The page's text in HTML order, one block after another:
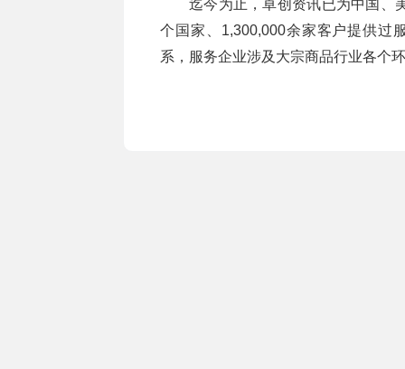
迄今为止，卓创资讯已为中国、
个国家、1,300,000余家客户提供过
系，服务企业涉及大宗商品行业各个